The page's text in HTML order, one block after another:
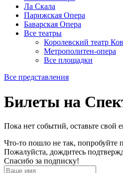
Ла Скала
Парижская Опера
Баварская Опера
Все театры
Королевский театр
Метрополитен-опера
Все площадки
Все представления
Билеты на
Пока нет событий, оставьте
Что-то пошло не так, попробуйте
Пожалуйста, дождитесь
Спасибо за подписку!